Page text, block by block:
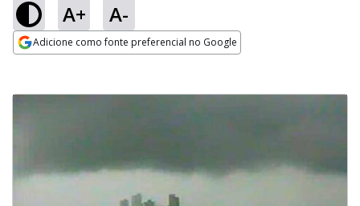
A+ A-
Adicione como fonte preferencial no Google